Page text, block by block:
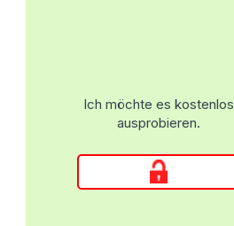
Ich möchte es kostenlos
ausprobieren.